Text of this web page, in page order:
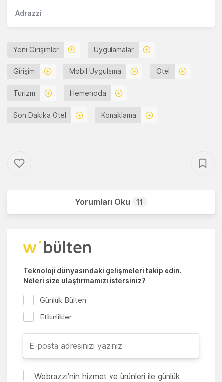
Adrazzi
Yeni Girişimler Uygulamalar
Girişim Mobil Uygulama Otel
Turizm Hemenoda
Son Dakika Otel Konaklama
Yorumları Oku 11
Teknoloji dünyasındaki gelişmeleri takip edin.
Neleri size ulaştırmamızı istersiniz?
Günlük Bülten
Etkinlikler
Webrazzi'nin hizmet ve ürünleri ile günlük